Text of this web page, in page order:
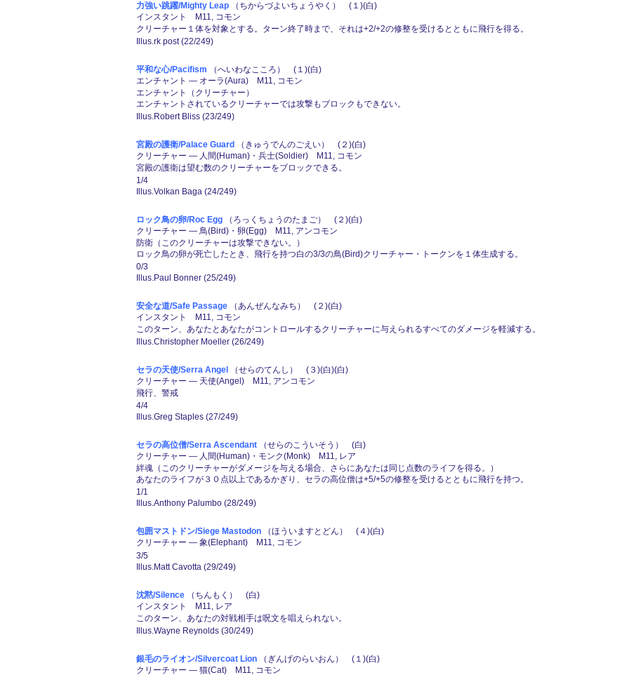
力強い跳躍/Mighty Leap （ちからづよいちょうやく） (１)(白)
インスタント M11, コモン
クリーチャー１体を対象とする。ターン終了時まで、それは+2/+2の修整を受けるとともに飛行を得る。
Illus.rk post (22/249)
平和な心/Pacifism （へいわなこころ） (１)(白)
エンチャント ― オーラ(Aura) M11, コモン
エンチャント（クリーチャー）
エンチャントされているクリーチャーでは攻撃もブロックもできない。
Illus.Robert Bliss (23/249)
宮殿の護衛/Palace Guard
（きゅうでんのごえい） (２)(白)
クリーチャー ― 人間(Human)・兵士(Soldier) M11, コモン
宮殿の護衛は望む数のクリーチャーをブロックできる。
1/4
Illus.Volkan Baga (24/249)
ロック鳥の卵/Roc Egg （ろっくちょうのたまご） (２)(白)
クリーチャー ― 鳥(Bird)・卵(Egg) M11, アンコモン
防衛（このクリーチャーは攻撃できない。）
ロック鳥の卵が死亡したとき、飛行を持つ白の3/3の鳥(Bird)クリーチャー・トークンを１体生成する。
0/3
Illus.Paul Bonner (25/249)
安全な道/Safe Passage （あんぜんなみち） (２)(白)
インスタント M11, コモン
このターン、あなたとあなたがコントロールするクリーチャーに与えられるすべてのダメージを軽減する。
Illus.Christopher Moeller (26/249)
セラの天使/Serra Angel
（せらのてんし） (３)(白)(白)
クリーチャー ― 天使(Angel) M11, アンコモン
飛行、警戒
4/4
Illus.Greg Staples (27/249)
セラの高位僧/Serra Ascendant （せらのこういそう） (白)
クリーチャー ― 人間(Human)・モンク(Monk) M11, レア
絆魂（このクリーチャーがダメージを与える場合、さらにあなたは同じ点数のライフを得る。）
あなたのライフが３０点以上であるかぎり、セラの高位僧は+5/+5の修整を受けるとともに飛行を持つ。
1/1
Illus.Anthony Palumbo (28/249)
包囲マストドン/Siege Mastodon （ほういますとどん） (４)(白)
クリーチャー ― 象(Elephant) M11, コモン
3/5
Illus.Matt Cavotta (29/249)
沈黙/Silence （ちんもく） (白)
インスタント M11, レア
このターン、あなたの対戦相手は呪文を唱えられない。
Illus.Wayne Reynolds (30/249)
銀毛のライオン/Silvercoat Lion （ぎんげのらいおん） (１)(白)
クリーチャー ― 猫(Cat) M11, コモン